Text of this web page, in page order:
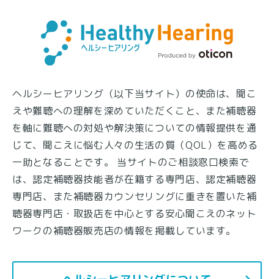
ヘルシーヒアリング（以下当サイト）の使命は、聞こ
えや難聴への理解を深めていただくこと、また補聴器
を軸に難聴への対処や解決策についての情報提供を通
じて、聞こえに悩む人々の生活の質（QOL）を高める
一助となることです。 当サイトのご相談窓口検索で
は、認定補聴器技能者が在籍する専門店、認定補聴器
専門店、また補聴器カウンセリングに重きを置いた補
聴器専門店・取扱店を中心とする安心聞こえのネット
ワークの補聴器販売店の情報を掲載しています。